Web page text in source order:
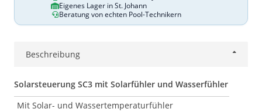
Eigenes Lager in St. Johann
Beratung von echten Pool-Technikern
Beschreibung
Solarsteuerung SC3 mit Solarfühler und Wasserfühler
Mit Solar- und Wassertemperaturfühler